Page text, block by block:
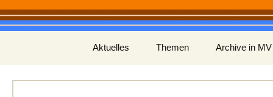
Inhalt
springen
Aktuelles Themen Archive in MV